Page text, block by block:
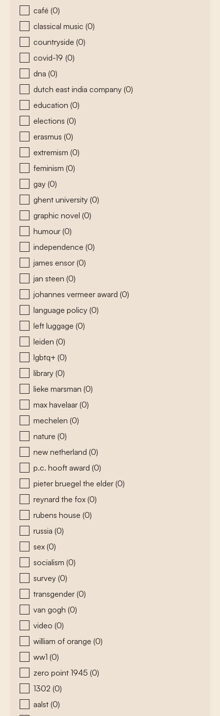
café (0)
classical music (0)
countryside (0)
covid-19 (0)
dna (0)
dutch east india company (0)
education (0)
elections (0)
erasmus (0)
extremism (0)
feminism (0)
gay (0)
ghent university (0)
graphic novel (0)
humour (0)
independence (0)
james ensor (0)
jan steen (0)
johannes vermeer award (0)
language policy (0)
left luggage (0)
leiden (0)
lgbtq+ (0)
library (0)
lieke marsman (0)
max havelaar (0)
mechelen (0)
nature (0)
new netherland (0)
p.c. hooft award (0)
pieter bruegel the elder (0)
reynard the fox (0)
rubens house (0)
russia (0)
sex (0)
socialism (0)
survey (0)
transgender (0)
van gogh (0)
video (0)
william of orange (0)
ww1 (0)
zero point 1945 (0)
1302 (0)
aalst (0)